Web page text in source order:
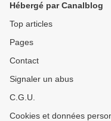
Hébergé par Canalblog
Top articles
Pages
Contact
Signaler un abus
C.G.U.
Cookies et données